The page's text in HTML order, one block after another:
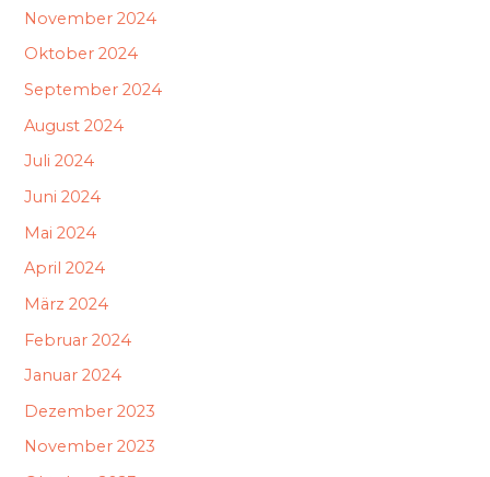
November 2024
Oktober 2024
September 2024
August 2024
Juli 2024
Juni 2024
Mai 2024
April 2024
März 2024
Februar 2024
Januar 2024
Dezember 2023
November 2023